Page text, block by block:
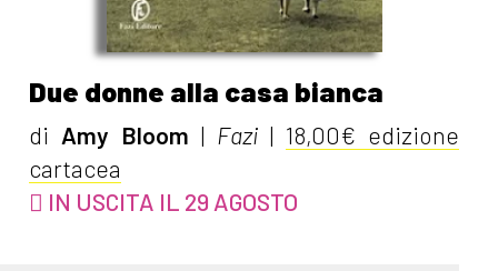
Due donne alla casa bianca
di Amy Bloom | Fazi| 18,00€ edizione
cartacea
IN USCITA IL 29 AGOSTO